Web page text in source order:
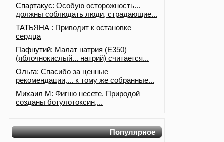
Спартакус: Особую осторожность...
должны соблюдать люди, страдающие...
ТАТЬЯНА : Приводит к остановке
сердца
Пафнутий: Малат натрия (E350)
(яблочнокислый... натрий) считается...
Ольга: Спасибо за ценные
рекомендации,... к тому же собранные...
Михаил М: Фигню несете. Природой
созданы ботулотоксин,...
Популярное